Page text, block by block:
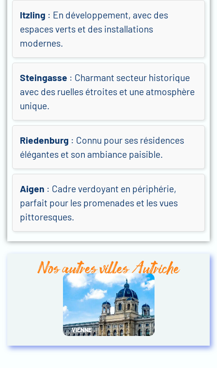
Itzling : En développement, avec des
espaces verts et des installations
modernes.
Steingasse : Charmant secteur historique
avec des ruelles étroites et une atmosphère
unique.
Riedenburg : Connu pour ses résidences
élégantes et son ambiance paisible.
Aigen : Cadre verdoyant en périphérie,
parfait pour les promenades et les vues
pittoresques.
Nos autres villes Autriche
VIENNE